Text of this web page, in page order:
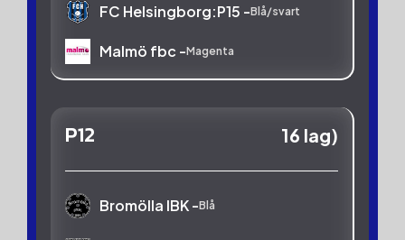
FC Helsingborg:P15 -Blå/svart
Malmö fbc -Magenta
P12 16 lag)
Bromölla IBK -Blå